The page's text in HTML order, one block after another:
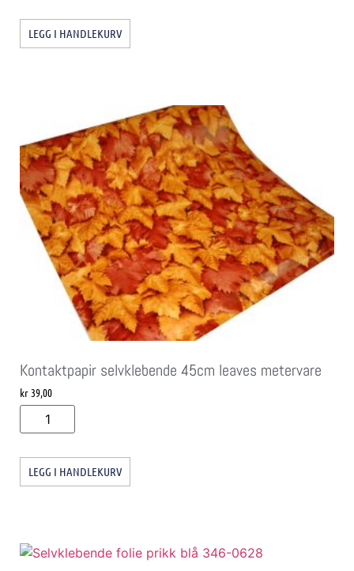
LEGG I HANDLEKURV
Kontaktpapir selvklebende 45cm leaves metervare
kr39,00
LEGG I HANDLEKURV